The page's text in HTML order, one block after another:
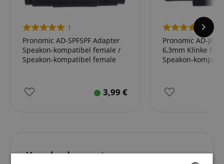
1
Pronomic AD-SPFSPF Adapter
Speakon-kompatibel female /
Speakon-kompatibel female
3,99 €
Pronomic AD-
6,3mm Klinke
Speakon-
Kundenbewertungen